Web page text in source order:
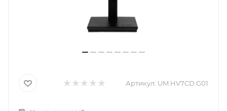
Артикул: UM.HV7CD.G01